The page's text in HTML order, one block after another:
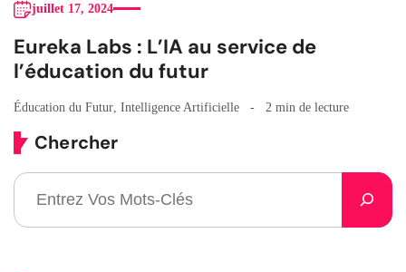
juillet 17, 2024
Eureka Labs : L’IA au service de
l’éducation du futur
Éducation du Futur Intelligence Artificielle 2 min de lecture
Chercher